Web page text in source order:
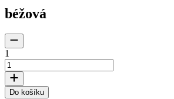
béžová
1
Do košíku